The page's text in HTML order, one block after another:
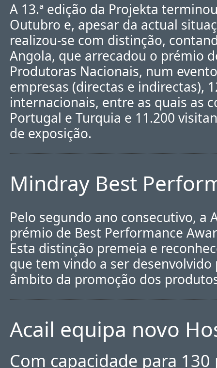
A 13.ª edição da Projekta
Outubro e, apesar da actual
realizou-se com distinção,
Angola, que arrecadou o prémio
Produtoras Nacionais, num
empresas (directas e indirectas),
internacionais, entre as quais as
Portugal e Turquia e 11.200
de exposição.
Mindray Best
Pelo segundo ano consecutivo, a
prémio de Best Performance
Esta distinção premeia e
que tem vindo a ser desenvolvido
âmbito da promoção dos
Acail equipa novo
Com capacidade para